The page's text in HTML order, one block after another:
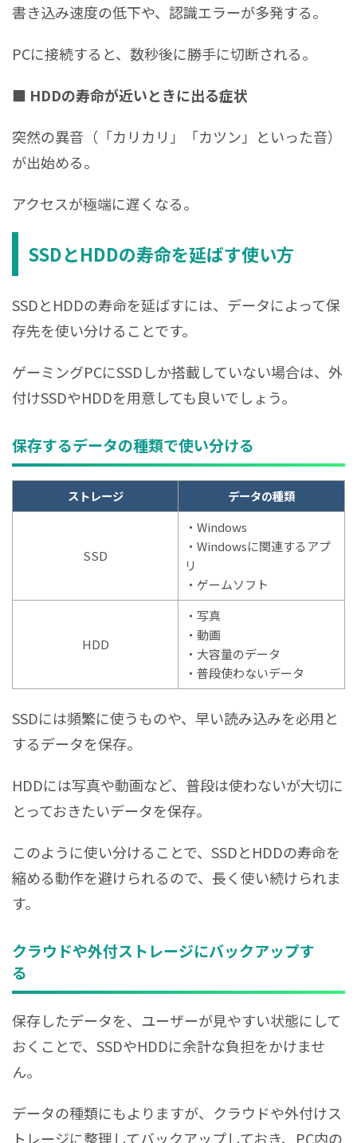
書き込み速度の低下や、認識エラーが多発する。
PCに接続すると、数秒後に勝手に切断される。
■ HDDの寿命が近いときに出る症状
突然の異音（「カリカリ」「カツン」といった音）
が出始める。
アクセスが極端に遅くなる。
SSDとHDDの寿命を延ばす使い方
SSDとHDDの寿命を延ばすには、データによって保
存先を使い分けることです。
ゲーミングPCにSSDしか搭載していない場合は、外
付けSSDやHDDを用意しても良いでしょう。
保存するデータの種類で使い分ける
ストレージ データの種類
SSD
・Windows
・Windowsに関連するアプ
リ
・ゲームソフト
HDD
・写真
・動画
・大容量のデータ
・普段使わないデータ
SSDには頻繁に使うものや、早い読み込みを必用と
するデータを保存。
HDDには写真や動画など、普段は使わないが大切に
とっておきたいデータを保存。
このように使い分けることで、SSDとHDDの寿命を
縮める動作を避けられるので、長く使い続けられま
す。
クラウドや外付ストレージにバックアップす
る
保存したデータを、ユーザーが見やすい状態にして
おくことで、SSDやHDDに余計な負担をかけませ
ん。
データの種類にもよりますが、クラウドや外付けス
トレージに整理してバックアップしておき、PC内の